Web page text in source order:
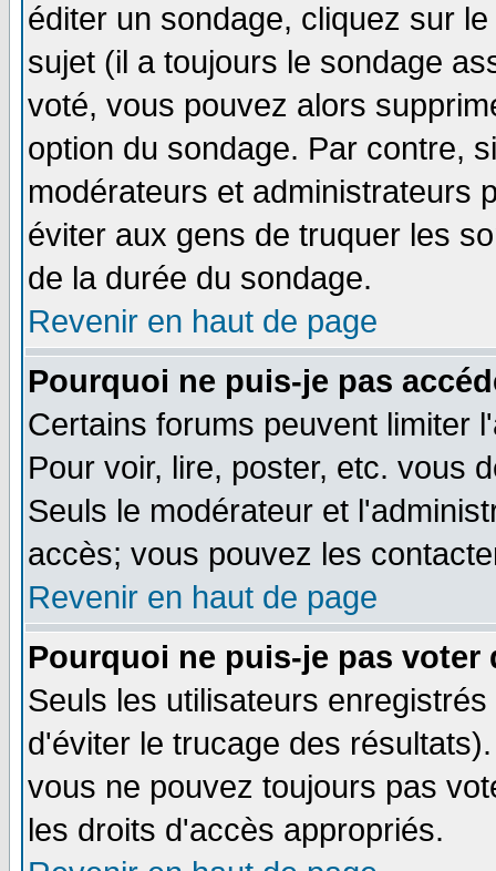
éditer un sondage, cliquez sur
sujet (il a toujours le sondage
voté, vous pouvez alors
option du sondage. Par contre,
modérateurs et administrateurs
éviter aux gens de truquer les
de la durée du sondage.
Revenir en haut de page
Pourquoi ne puis-je pas
Certains forums peuvent limiter
Pour voir, lire, poster, etc. vous
Seuls le modérateur et
accès; vous pouvez les
Revenir en haut de page
Pourquoi ne puis-je pas voter
Seuls les utilisateurs
d'éviter le trucage des
vous ne pouvez toujours pas
les droits d'accès appropriés.